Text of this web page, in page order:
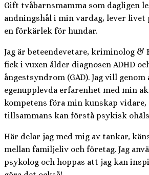
Gift tvåbarnsmamma som dagligen
andningshål i min vardag, lever livet
en förkärlek för hundar.
Jag är beteendevetare, kriminolog &
fick i vuxen ålder diagnosen ADHD
ångestsyndrom (GAD). Jag vill
egenupplevda erfarenhet med min
kompetens föra min kunskap vidare,
tillsammans kan förstå psykisk
Här delar jag med mig av tankar,
mellan familjeliv och företag. Jag
psykolog och hoppas att jag kan